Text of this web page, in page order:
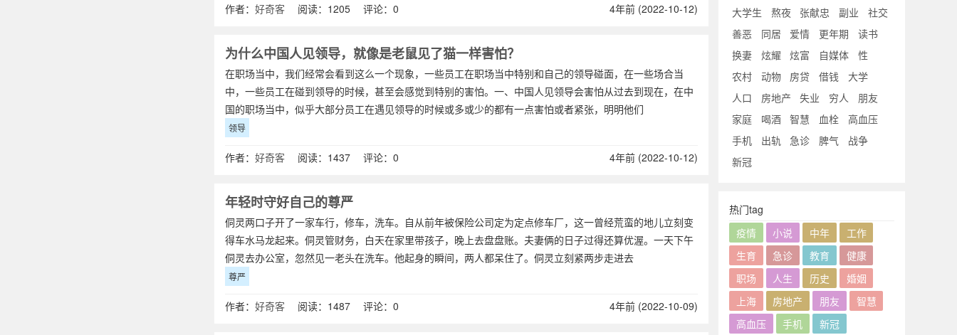
作者： 好奇客 阅读：1205 评论：0 4年前 (2022-10-12)
为什么中国人见领导，就像是老鼠见了猫一样害怕？
在职场当中，我们经常会看到这么一个现象，一些员工在职场当中特别和自己的领导碰面，在一些场合当
中，一些员工在碰到领导的时候，甚至会感觉到特别的害怕。一、中国人见领导会害怕从过去到现在，在中
国的职场当中，似乎大部分员工在遇见领导的时候或多或少的都有一点害怕或者紧张，明明他们
领导
作者： 好奇客 阅读：1437 评论：0 4年前 (2022-10-12)
年轻时守好自己的尊严
侗灵两口子开了一家车行，修车，洗车。自从前年被保险公司定为定点修车厂，这一曾经荒蛮的地儿立刻变
得车水马龙起来。侗灵管财务，白天在家里带孩子，晚上去盘盘账。夫妻俩的日子过得还算优渥。一天下午
侗灵去办公室，忽然见一老头在洗车。他起身的瞬间，两人都呆住了。侗灵立刻紧两步走进去
尊严
作者： 好奇客 阅读：1487 评论：0 4年前 (2022-10-09)
大学生
熬夜 张献忠 副业
社交
善恶
同居 爱情 更年期
读书
换妻
炫耀 炫富 自媒体
性
农村
动物 房贷 借钱
大学
人口
房地产 失业 穷人
朋友
家庭
喝酒 智慧 血栓
高血压
手机
出轨 急诊 脾气
战争
新冠
热门tag
疫情
小说 中年
工作
生育
急诊 教育
健康
职场
人生 历史
婚姻
上海
房地产 朋友
智慧
高血压
手机
新冠